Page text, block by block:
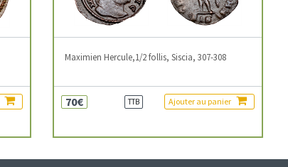
Maximien Hercule,1/2 follis, Siscia, 307-308
70€ TTB Ajouter au panier